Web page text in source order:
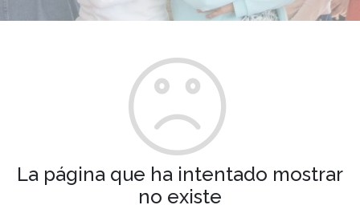
La página que ha intentado mostrar
no existe